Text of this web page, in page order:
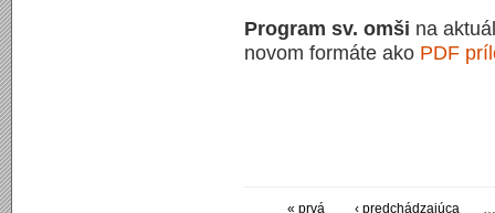
Program sv. omši na
novom formáte ako PDF
« prvá ‹ predchádzajúca
…